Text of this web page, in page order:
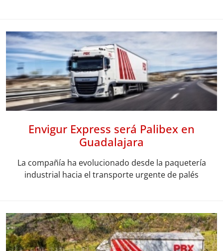
Envigur Express será Palibex en
Guadalajara
La compañía ha evolucionado desde la paquetería
industrial hacia el transporte urgente de palés